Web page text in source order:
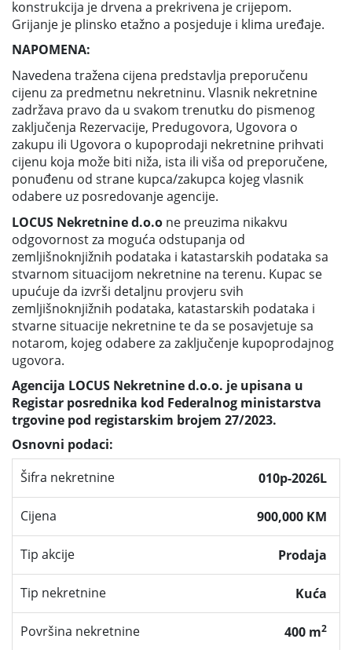
konstrukcija je drvena a prekrivena je crijepom.
Grijanje je plinsko etažno a posjeduje i klima uređaje.
NAPOMENA:
Navedena tražena cijena predstavlja preporučenu
cijenu za predmetnu nekretninu. Vlasnik nekretnine
zadržava pravo da u svakom trenutku do pismenog
zaključenja Rezervacije, Predugovora, Ugovora o
zakupu ili Ugovora o kupoprodaji nekretnine prihvati
cijenu koja može biti niža, ista ili viša od preporučene,
ponuđenu od strane kupca/zakupca kojeg vlasnik
odabere uz posredovanje agencije.
LOCUS Nekretnine d.o.o ne preuzima nikakvu
odgovornost za moguća odstupanja od
zemljišnoknjižnih podataka i katastarskih podataka sa
stvarnom situacijom nekretnine na terenu. Kupac se
upućuje da izvrši detaljnu provjeru svih
zemljišnoknjižnih podataka, katastarskih podataka i
stvarne situacije nekretnine te da se posavjetuje sa
notarom, kojeg odabere za zaključenje kupoprodajnog
ugovora.
Agencija LOCUS Nekretnine d.o.o. je upisana u
Registar posrednika kod Federalnog ministarstva
trgovine pod registarskim brojem 27/2023.
Osnovni podaci:
Šifra nekretnine
010p-2026L
Cijena 900,000 KM
Tip akcije Prodaja
Tip nekretnine Kuća
Površina nekretnine 400 m2